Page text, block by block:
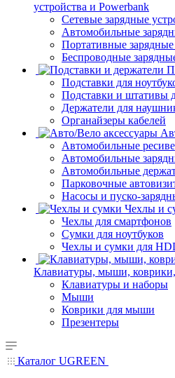
устройства и Powerbank
Сетевые зарядные
Автомобильные
Портативные
Беспроводные
Подставки для
Подставки и штативы
Держатели для
Органайзеры кабелей
Автомобильные
Автомобильные
Автомобильные
Парковочные
Насосы и пуско-
Чехлы и
Чехлы для смартфонов
Сумки для ноутбуков
Чехлы и сумки для
Клавиатуры, мыши,
Клавиатуры и наборы
Мыши
Коврики для мыши
Презентеры
Каталог UGREEN